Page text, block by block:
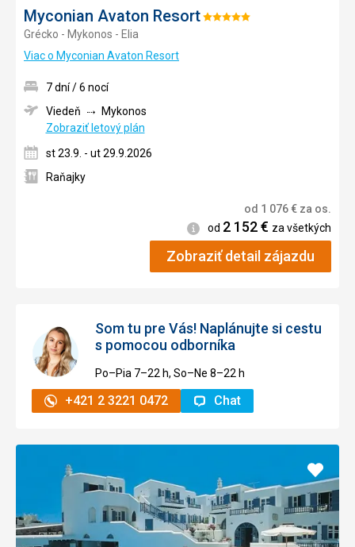
Myconian Avaton ResortHodnotenie:
Grécko - Mykonos - Elia
Viac o Myconian Avaton Resort
7 dní / 6 nocí
Viedeň
Mykonos
Zobraziť letový plán
st 23.9. - ut 29.9.2026
Raňajky
od 1 076€ za os.
Informácie
od 2 152€ za všetkých
Zobraziť detail zájazdu
Som tu pre Vás! Naplánujte si cestu
s pomocou odborníka
Po–Pia 7–⁠⁠⁠⁠⁠⁠22 h, So–Ne 8–⁠⁠⁠⁠⁠⁠22 h
+421 2 3221 0472 Chat
Pridať
do